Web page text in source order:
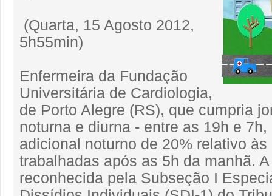
(Quarta, 15 Agosto 2012,
5h55min)
Enfermeira da Fundação
Universitária de Cardiologia,
de Porto Alegre (RS), que cumpria
noturna e diurna - entre as 19h e 7h,
adicional noturno de 20% relativo às
trabalhadas após as 5h da manhã.
reconhecida pela Subseção I